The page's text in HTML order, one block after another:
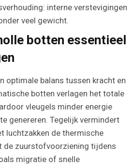
interne verstevigingen
veel gewicht.
botten essentieel
optimale balans tussen kracht en
botten verlagen het totale
vleugels minder energie
genereren. Tegelijk vermindert
luchtzakken de thermische
de zuurstofvoorziening tijdens
migratie of snelle